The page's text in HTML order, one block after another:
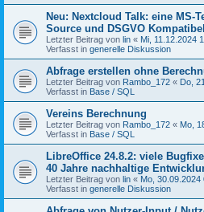
Neu: Nextcloud Talk: eine MS-
Source und DSGVO Kompatibel
Letzter Beitrag von lin « Mi, 11.12.2024
Verfasst in generelle Diskussion
Abfrage erstellen ohne
Letzter Beitrag von Rambo_172 « Do,
Verfasst in Base / SQL
Vereins Berechnung
Letzter Beitrag von Rambo_172 « Mo,
Verfasst in Base / SQL
LibreOffice 24.8.2: viele
40 Jahre nachhaltige
Letzter Beitrag von lin « Mo, 30.09.2024
Verfasst in generelle Diskussion